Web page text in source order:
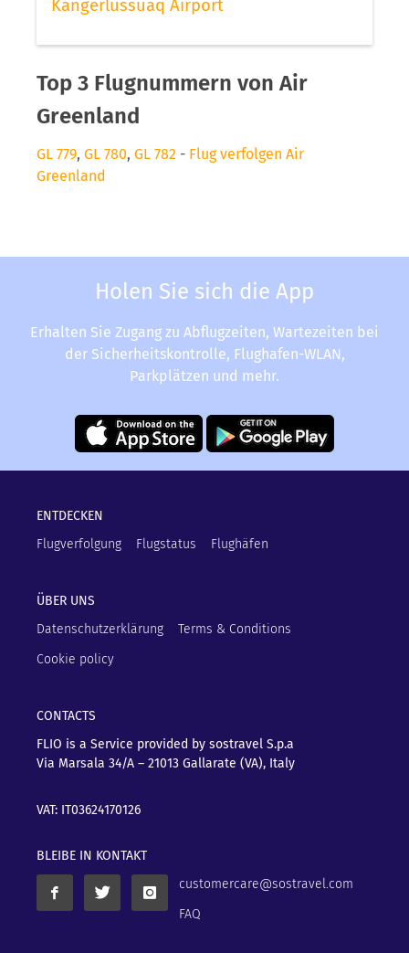
Kangerlussuaq Airport
Top 3 Flugnummern von Air
Greenland
GL 779, GL 780, GL 782 - Flug verfolgen Air
Greenland
Holen Sie sich die App
Erhalten Sie Zugang zu Abflugzeiten, Wartezeiten bei
der Sicherheitskontrolle, Flughafen-WLAN,
Parkplätzen und mehr.
ENTDECKEN
Flugverfolgung
Flugstatus Flughäfen
ÜBER UNS
Datenschutzerklärung
Terms & Conditions
Cookie policy
CONTACTS
FLIO is a Service provided by sostravel S.p.a
Via Marsala 34/A – 21013 Gallarate (VA), Italy
VAT: IT03624170126
BLEIBE IN KONTAKT
customercare@sostravel.com
FAQ